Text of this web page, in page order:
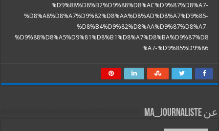
%D9%88%D8%B2%D9%88%D8%AC%D9%87%D8%A7-
%D8%A8%D8%A7%D9%82%D8%AA%D8%AD%D8%A7%D9%85-
%D8%B4%D9%82%D8%AA%D9%87%D8%A7-
%D9%88%D8%A5%D9%81%D8%B1%D8%A7%D8%BA%D9%87%D8
%A7-%D9%85%D9%86
عن ma_journaliste